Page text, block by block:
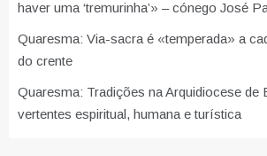
haver uma ‘tremurinha’» – cónego José
Quaresma: Via-sacra é «temperada» a
do crente
Quaresma: Tradições na Arquidiocese de
vertentes espiritual, humana e turística